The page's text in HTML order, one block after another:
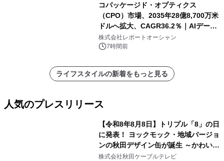
コパッケージド・オプティクス
（CPO）市場、2035年28億8,700万米
ドルへ拡大、CAGR36.2％｜AIデータ
センター・高速光通信需要が成長を加
速
株式会社レポートオーシャン
7時間前
ライフスタイルの新着をもっと見る
人気のプレスリリース
【令和8年8月8日】トリプル「8」の日
に発表！ ヨックモック・地域バージョ
ンの秋田デザイン缶が誕生 ～かわいい
秋田犬の子犬と秋田の四季と名所を巡
株式会社秋田ケーブルテレビ